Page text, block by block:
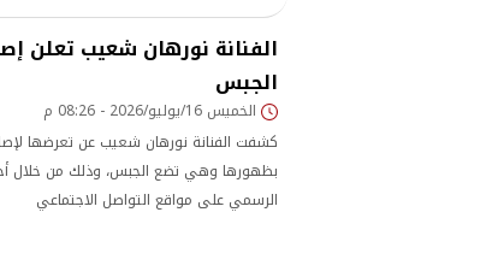
الفنانة نورهان شعيب تعلن
الجبس
الخميس 16/يوليو/2026 - 08:26 م
كشفت الفنانة نورهان شعيب عن تعرضها
بظهورها وهي تضع الجبس، وذلك من خلال
الرسمي على مواقع التواصل الاجتماعي